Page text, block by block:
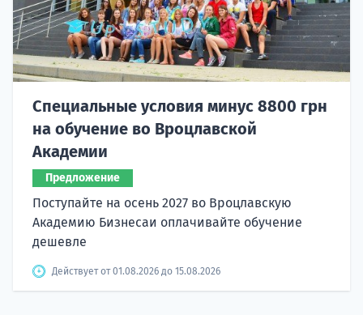
Специальные условия минус 8800 грн
на обучение во Вроцлавской
Академии
Предложение
Поступайте на осень 2027 во Вроцлавскую
Академию Бизнесаи оплачивайте обучение
дешевле
Действует от 01.08.2026 до 15.08.2026